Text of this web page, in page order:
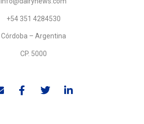
+54 351 4284530
Córdoba – Argentina
CP. 5000